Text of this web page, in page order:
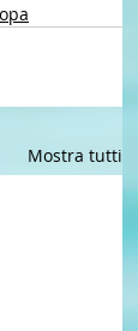
Mostra tutti